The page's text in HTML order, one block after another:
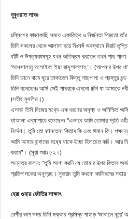
নুবুওয়াত লাভঃ
চল্লিশের কাছাকাছি সময়ে একাকিত্ব ও নির্জনতা প্রিয়তা
তিনি সকলের থেকে আলাদা হয়ে নিঃসঙ্গঁ অবস্থানে বিরাট
ঘাঁটি ও উপত্যকাসমূহ যখন অতিক্রম করতেন তখন গাছ
‘আসসালামু আলাইকা ইয়া রাসূলাল্লাহ ’। (আপনার উপর
তিনি ডানে বামে ঘুরে তাকাতেন কিন্তু গাছপালা ও প্রস্তুর
তিনি বলেছেনঃ আমি সেই পাথরকে এখনো চিনি যা আমাকে
(সহীহ মুসলিম।)
এসময় তিনি নিজের মধ্যে এক ধরণের অদৃশ্য ও অনিশ্চিত
তাআলা এব্যাপারে বলেছেনঃ “এভাবে আমি তোমার প্রতি
নির্দেশ। তুমি তো জানতেনা কিতাব কি এবং ঈমান কি।
আমি আমার বান্দাদের মধ্যে যাকে ইচ্ছা হিদায়েত করি। আর
করবে”। (সূরা শুরাঃ ৫২।)
অন্যত্র বলেনঃ “তুমি আশা করনি যে তোমার উপর কিতাব
প্রতিপালকের অনুগ্রহ। সুতরাং তুমি কখনো কাফিরদের
হেরা গুহায় জৌতির সাক্ষাৎ
বেশীর ভাগ সময় তিনি মক্কার প্রসিদ্ধ পাহাড় ‘জাবালে নূরে’